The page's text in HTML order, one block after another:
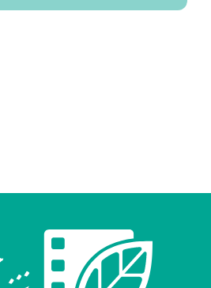
۱۳۹۵ - ۲۰۱۶
نشست تخصصی
(جشنواره فیلم کوتاه تهران)
۱۴۰۲